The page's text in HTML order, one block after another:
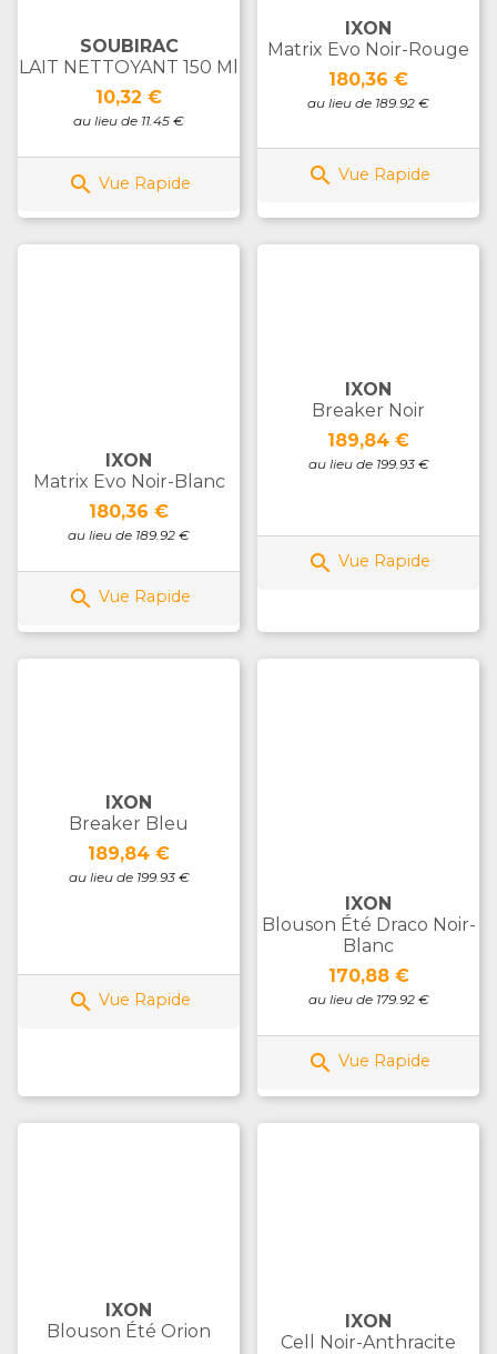
SOUBIRAC
LAIT NETTOYANT 150 Ml
Prix
10,32 €
au lieu de 11.45 €
 Vue Rapide
IXON
Matrix Evo Noir-Rouge
Prix
180,36 €
au lieu de 189.92 €
 Vue Rapide
IXON
Matrix Evo Noir-Blanc
Prix
180,36 €
au lieu de 189.92 €
 Vue Rapide
IXON
Breaker Noir
Prix
189,84 €
au lieu de 199.93 €
 Vue Rapide
IXON
Breaker Bleu
Prix
189,84 €
au lieu de 199.93 €
 Vue Rapide
IXON
Blouson Été Draco Noir-
Blanc
Prix
170,88 €
au lieu de 179.92 €
 Vue Rapide
IXON
Blouson Été Orion
IXON
Cell Noir-Anthracite